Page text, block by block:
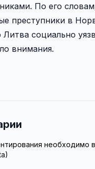
По его
преступники в
Литва социально
внимания.
необходимо